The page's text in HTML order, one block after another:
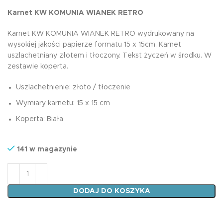
Karnet KW KOMUNIA WIANEK RETRO
Karnet KW KOMUNIA WIANEK RETRO wydrukowany na
wysokiej jakości papierze formatu 15 x 15cm. Karnet
uszlachetniany złotem i tłoczony. Tekst życzeń w środku. W
zestawie koperta.
Uszlachetnienie: złoto / tłoczenie
Wymiary karnetu: 15 x 15 cm
Koperta: Biała
141 w magazynie
ilość Karnet KW KOMUNIA WIANEK RETRO
DODAJ DO KOSZYKA